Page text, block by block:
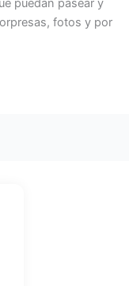
puedan pasear y
fotos y por